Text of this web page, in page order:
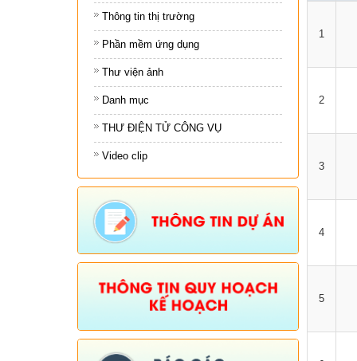
1
2
3
4
5
Thông tin thị trường
Phần mềm ứng dụng
Thư viện ảnh
Danh mục
THƯ ĐIỆN TỬ CÔNG VỤ
Video clip